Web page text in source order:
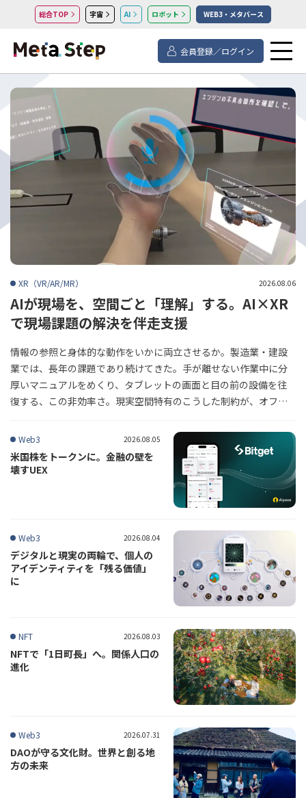
総合TOP 宇宙 AI ロボット WEB3・メタバース
会員登録／ログイン
XR（VR/AR/MR） 2026.08.06
AIが現場を、空間ごと「理解」する。AI×XR
で現場課題の解決を伴走支援
情報の参照と身体的な動作をいかに両立させるか。製造業・建設
業では、長年の課題であり続けてきた。手が離せない作業中に分
厚いマニュアルをめくり、タブレットの画面と目の前の設備を往
復する、この非効率さ。現実空間特有のこうした制約が、オフィ
た。2026年6月、ナレッジワークス株式会社が提供を開始した「S
patial AI 導入・PoC支援サービス」は、空間そのものをAIの認識
対象とすることで、この壁を突破する。AIが作業者の「目」とな
り、状況を判断して必要な情報をXRデバイス上に重ね合わせる。
空間と知能が同期する空間コンピューティングの実装は、日本の
（文＝MetaStep編集部）
Web3 2026.08.05
米国株をトークンに。金融の壁を
壊すUEX
Web3 2026.08.04
デジタルと現実の両輪で、個人の
アイデンティティを「残る価値」
に
NFT 2026.08.03
NFTで「1日町長」へ。関係人口の
進化
Web3 2026.07.31
DAOが守る文化財。世界と創る地
方の未来